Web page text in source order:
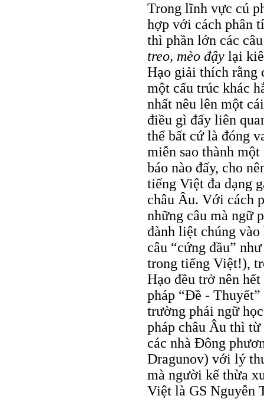
Trong lĩnh vực cú
hợp với cách phân
thì phần lớn các
treo, mèo đậy lại
Hạo giải thích rằng
một cấu trúc khác
nhất nêu lên một
điều gì đấy liên
thể bất cứ là đóng
miễn sao thành
báo nào đấy, cho
tiếng Việt đa dạng
châu Âu. Với cách
những câu mà ngữ
đành liệt chúng
câu “cứng đầu”
trong tiếng Việt!),
Hạo đều trở nên
pháp “Đề -
trường phái ngữ
pháp châu Âu thì
các nhà Đông
Dragunov) với lý
mà người kế thừa
Việt là GS Nguyễn